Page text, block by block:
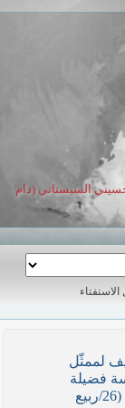
السيستاني (دام
الاستفتاء
لممثّل
فضيلة
العلاّمة الشيخ عبد المهدي الكربلائي في (26/ربيع